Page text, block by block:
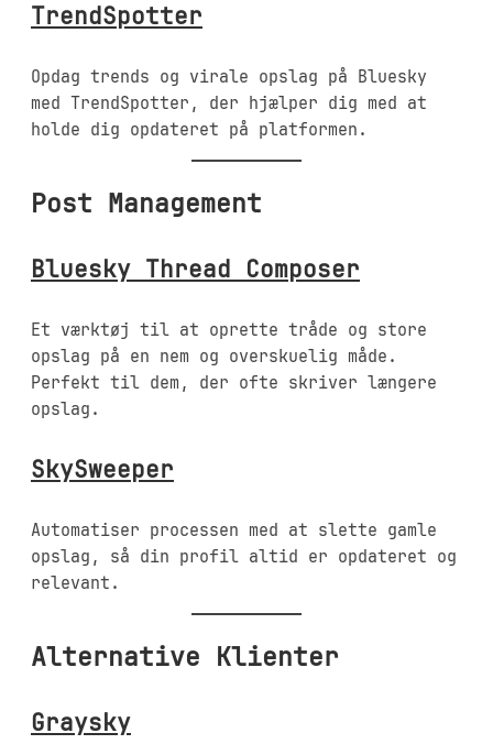
TrendSpotter
Opdag trends og virale opslag på Bluesky
med TrendSpotter, der hjælper dig med at
holde dig opdateret på platformen.
Post Management
Bluesky Thread Composer
Et værktøj til at oprette tråde og store
opslag på en nem og overskuelig måde.
Perfekt til dem, der ofte skriver længere
opslag.
SkySweeper
Automatiser processen med at slette gamle
opslag, så din profil altid er opdateret og
relevant.
Alternative Klienter
Graysky